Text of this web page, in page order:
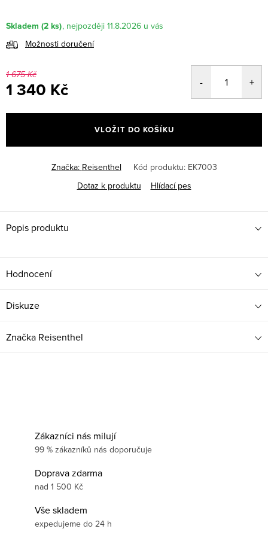
Skladem (2 ks)
11.8.2026
Možnosti doručení
1 675 Kč
1 340 Kč
cena:
VLOŽIT DO KOŠÍKU
Značka: Reisenthel Kód produktu: EK7003
Dotaz k produktu
Hlídací pes
Popis produktu
Hodnocení
Diskuze
Značka Reisenthel
Zákazníci nás milují
99 % zákazníků nás doporučuje
Doprava zdarma
nad 1 500 Kč
Vše skladem
expedujeme do 24 h